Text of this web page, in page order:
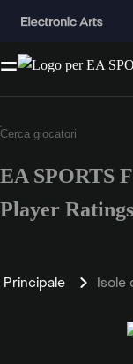
EA SPORTS
Player Ratings
Principale Isole